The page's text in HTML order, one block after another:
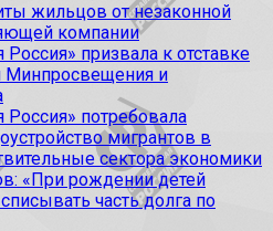
жильцов от незаконной
компании
призвала к отставке
Минпросвещения и
Россия» потребовала
мигрантов в
сектора экономики
«При рождении детей
часть долга по